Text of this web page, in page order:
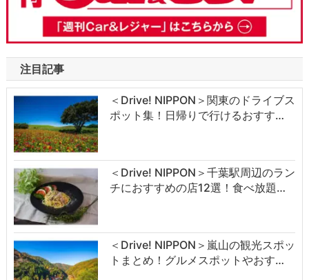
注目記事
＜Drive! NIPPON＞関東のドライブス
ポット集！日帰りで行けるおすす…
＜Drive! NIPPON＞千葉駅周辺のラン
チにおすすめの店12選！食べ放題…
＜Drive! NIPPON＞嵐山の観光スポッ
トまとめ！グルメスポットやおす…